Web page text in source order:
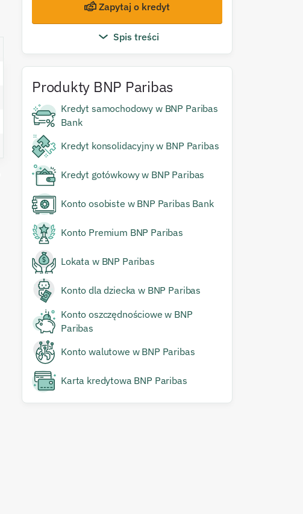
Zapytaj o kredyt
Spis treści
Produkty BNP Paribas
Kredyt samochodowy w BNP Paribas
Bank
Kredyt konsolidacyjny w BNP Paribas
Kredyt gotówkowy w BNP Paribas
Konto osobiste w BNP Paribas Bank
Konto Premium BNP Paribas
Lokata w BNP Paribas
Konto dla dziecka w BNP Paribas
Konto oszczędnościowe w BNP
Paribas
Konto walutowe w BNP Paribas
Karta kredytowa BNP Paribas